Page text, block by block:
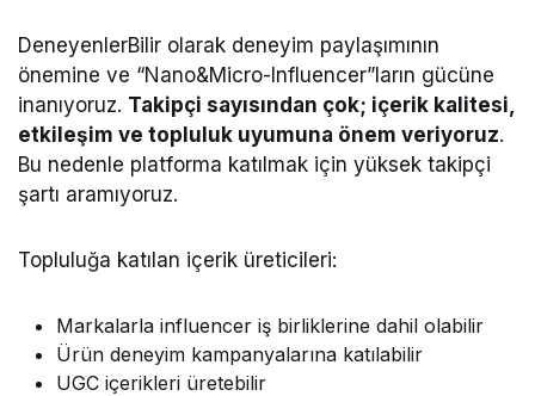
DeneyenlerBilir olarak deneyim paylaşımının
önemine ve “Nano&Micro-Influencer”ların gücüne
inanıyoruz. Takipçi sayısından çok; içerik kalitesi,
etkileşim ve topluluk uyumuna önem veriyoruz.
Bu nedenle platforma katılmak için yüksek takipçi
şartı aramıyoruz.
Topluluğa katılan içerik üreticileri:
Markalarla influencer iş birliklerine dahil olabilir
Ürün deneyim kampanyalarına katılabilir
UGC içerikleri üretebilir